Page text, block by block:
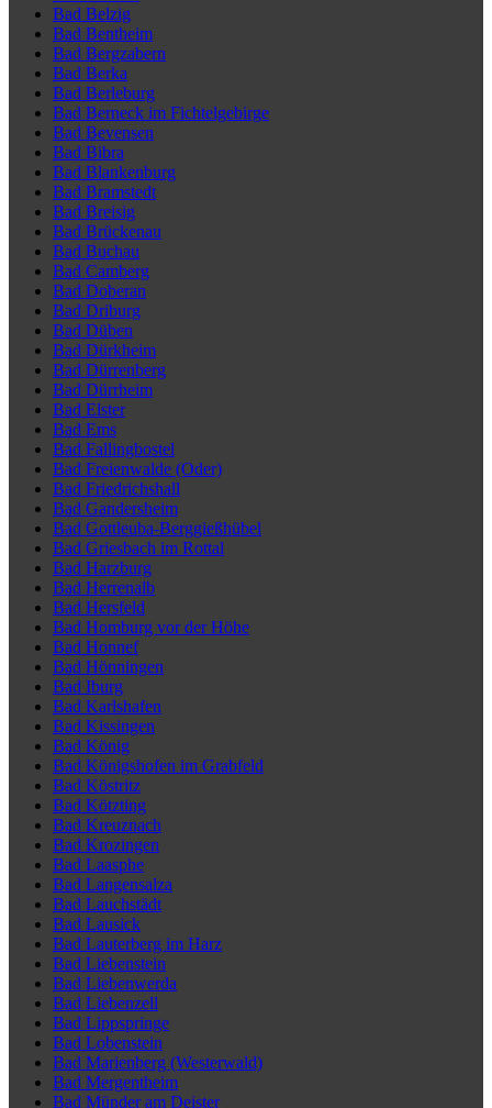
Bad Belzig
Bad Bentheim
Bad Bergzabern
Bad Berka
Bad Berleburg
Bad Berneck im Fichtelgebirge
Bad Bevensen
Bad Bibra
Bad Blankenburg
Bad Bramstedt
Bad Breisig
Bad Brückenau
Bad Buchau
Bad Camberg
Bad Doberan
Bad Driburg
Bad Düben
Bad Dürkheim
Bad Dürrenberg
Bad Dürrheim
Bad Elster
Bad Ems
Bad Fallingbostel
Bad Freienwalde (Oder)
Bad Friedrichshall
Bad Gandersheim
Bad Gottleuba-Berggießhübel
Bad Griesbach im Rottal
Bad Harzburg
Bad Herrenalb
Bad Hersfeld
Bad Homburg vor der Höhe
Bad Honnef
Bad Hönningen
Bad Iburg
Bad Karlshafen
Bad Kissingen
Bad König
Bad Königshofen im Grabfeld
Bad Köstritz
Bad Kötzting
Bad Kreuznach
Bad Krozingen
Bad Laasphe
Bad Langensalza
Bad Lauchstädt
Bad Lausick
Bad Lauterberg im Harz
Bad Liebenstein
Bad Liebenwerda
Bad Liebenzell
Bad Lippspringe
Bad Lobenstein
Bad Marienberg (Westerwald)
Bad Mergentheim
Bad Münder am Deister